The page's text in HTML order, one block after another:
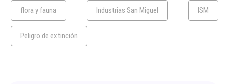
flora y fauna Industrias San Miguel ISM
Peligro de extinción